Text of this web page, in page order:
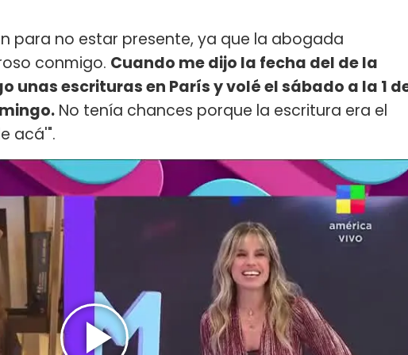
para no estar presente, ya que la abogada
conmigo. Cuando me dijo la fecha del de la
unas escrituras en París y volé el sábado a la 1
No tenía chances porque la escritura era el
acá'".